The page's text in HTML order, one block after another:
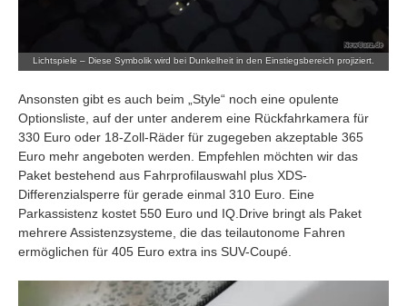
Lichtspiele – Diese Symbolik wird bei Dunkelheit in den Einstiegsbereich projiziert.
Ansonsten gibt es auch beim „Style“ noch eine opulente
Optionsliste, auf der unter anderem eine Rückfahrkamera für
330 Euro oder 18-Zoll-Räder für zugegeben akzeptable 365
Euro mehr angeboten werden. Empfehlen möchten wir das
Paket bestehend aus Fahrprofilauswahl plus XDS-
Differenzialsperre für gerade einmal 310 Euro. Eine
Parkassistenz kostet 550 Euro und IQ.Drive bringt als Paket
mehrere Assistenzsysteme, die das teilautonome Fahren
ermöglichen für 405 Euro extra ins SUV-Coupé.